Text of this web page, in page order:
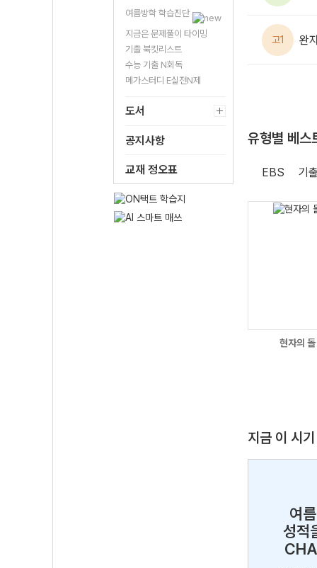
여름방학 학습진단
지금은 문제풀이 타이밍
기출 북킷리스트
수능 기출 N회독
메가스터디 E실전N제
도서
공지사항
교재 정오표
고1 완
유형별 베스
EBS 기
현자의 돌
지금 이 시
여
성적